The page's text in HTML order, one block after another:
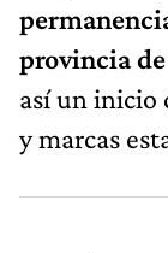
provincia
así un inicio
y marcas